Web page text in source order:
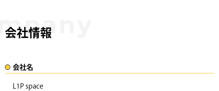
会社情報
会社名​
L1P space